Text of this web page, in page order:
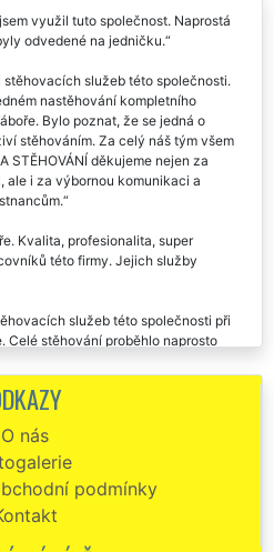
využil tuto společnost. Naprostá
služeb této společnosti.
nastěhování kompletního
Bylo poznat, že se jedná o
stěhováním. Za celý náš tým všem
děkujeme nejen za
i za výbornou komunikaci a
Kvalita, profesionalita, super
této firmy. Jejich služby
služeb této společnosti při
STĚHOVÁNÍ my zajistili kompletní
restaurační provozovny v Táboře.
profesionálně nastaven. Postarali se
montáž veškerého nábytku a
za jejich pomoc a nadstandartní
ODKAZY
O nás
podmínky
Kontakt